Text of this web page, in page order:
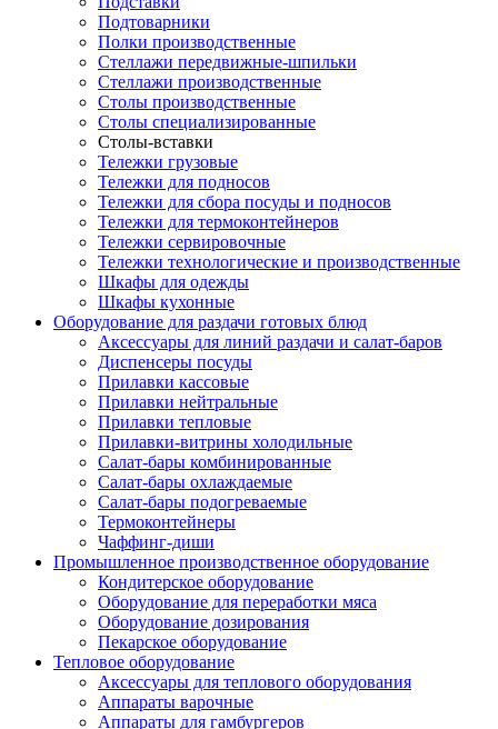
Подтоварники
Полки производственные
Стеллажи передвижные-шпильки
Стеллажи производственные
Столы производственные
Столы специализированные
Столы-вставки
Тележки грузовые
Тележки для подносов
Тележки для сбора посуды и подносов
Тележки для термоконтейнеров
Тележки сервировочные
Тележки технологические и производственные
Шкафы для одежды
Шкафы кухонные
Оборудование для раздачи готовых блюд
Аксессуары для линий раздачи и салат-баров
Диспенсеры посуды
Прилавки кассовые
Прилавки нейтральные
Прилавки тепловые
Прилавки-витрины холодильные
Салат-бары комбинированные
Салат-бары охлаждаемые
Салат-бары подогреваемые
Термоконтейнеры
Чаффинг-диши
Промышленное производственное оборудование
Кондитерское оборудование
Оборудование для переработки мяса
Оборудование дозирования
Пекарское оборудование
Тепловое оборудование
Аксессуары для теплового оборудования
Аппараты варочные
Аппараты для гамбургеров